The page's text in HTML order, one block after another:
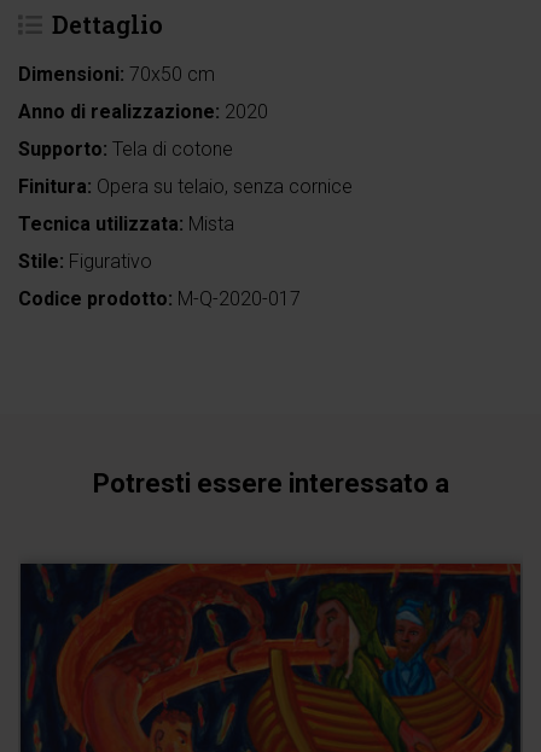
Dettaglio
Dimensioni: 70x50 cm
Anno di realizzazione: 2020
Supporto: Tela di cotone
Finitura: Opera su telaio, senza cornice
Tecnica utilizzata: Mista
Stile: Figurativo
Codice prodotto: M-Q-2020-017
Potresti essere interessato a